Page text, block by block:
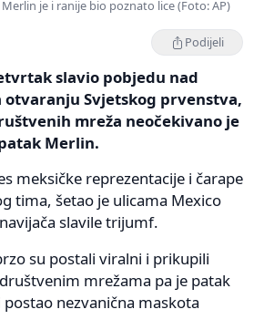
je i ranije bio poznato lice (Foto: AP)
Podijeli
slavio pobjedu nad
otvaranju Svjetskog prvenstva,
mreža neočekivano je
Merlin.
meksičke reprezentacije i čarape
tima, šetao je ulicama Mexico
slavile trijumf.
su postali viralni i prikupili
mrežama pa je patak
nezvanična maskota